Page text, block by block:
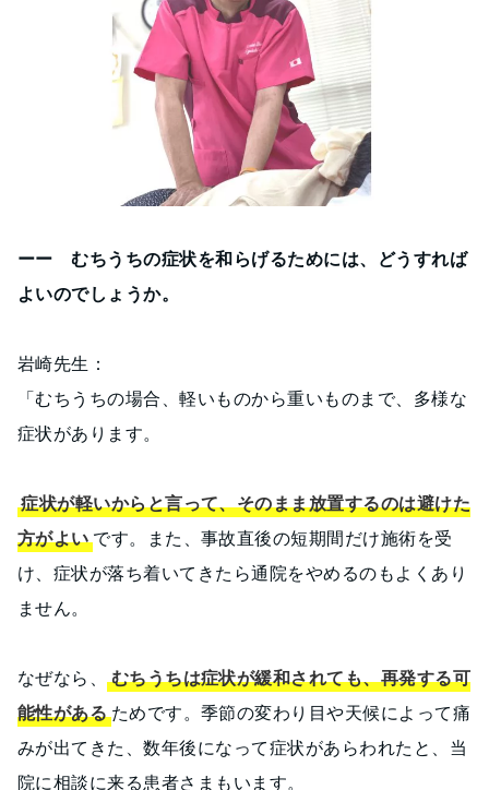
ーー むちうちの症状を和らげるためには、どうすれば
よいのでしょうか。
岩崎先生：
「むちうちの場合、軽いものから重いものまで、多様な
症状があります。
症状が軽いからと言って、そのまま放置するのは避けた
方がよい です。また、事故直後の短期間だけ施術を受
け、症状が落ち着いてきたら通院をやめるのもよくあり
ません。
なぜなら、むちうちは症状が緩和されても、再発する可
能性があるためです。季節の変わり目や天候によって痛
みが出てきた、数年後になって症状があらわれたと、当
院に相談に来る患者さまもいます。